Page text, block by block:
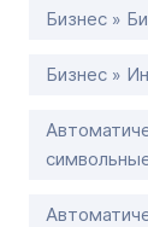
Бизнес »
Бизнес »